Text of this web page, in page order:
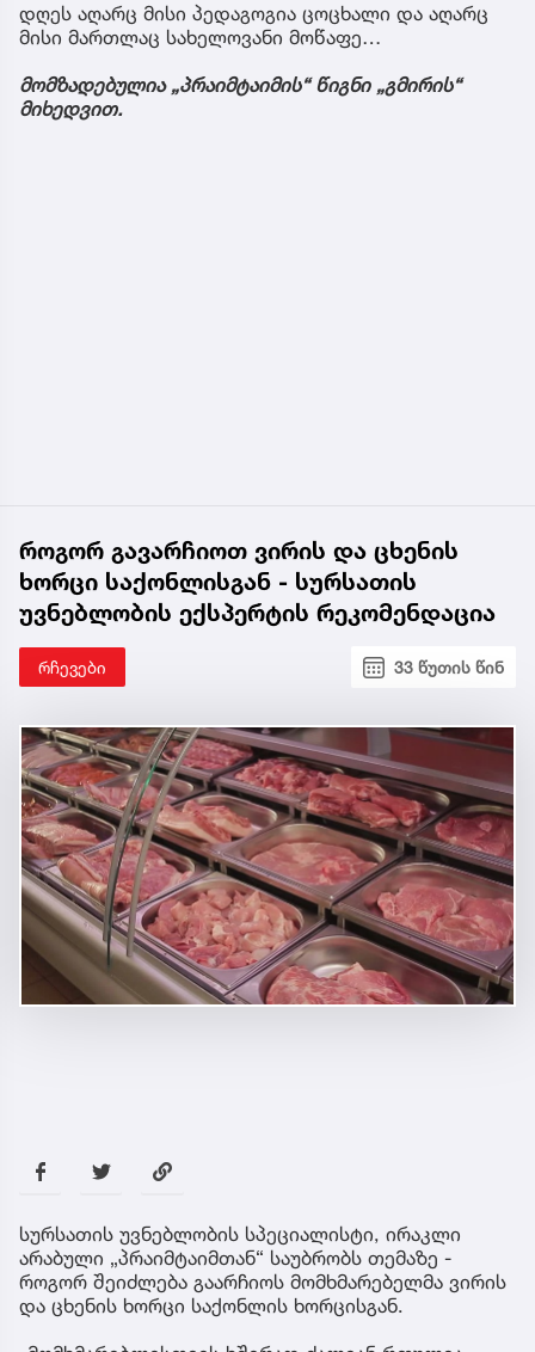
დღეს აღარც მისი პედაგოგია ცოცხალი და აღარც
მისი მართლაც სახელოვანი მოწაფე…
მომზადებულია „პრაიმტაიმის“ წიგნი „გმირის“
მიხედვით.
როგორ გავარჩიოთ ვირის და ცხენის
ხორცი საქონლისგან - სურსათის
უვნებლობის ექსპერტის რეკომენდაცია
რჩევები 33 წუთის წინ
სურსათის უვნებლობის სპეციალისტი, ირაკლი
არაბული „პრაიმტაიმთან“ საუბრობს თემაზე -
როგორ შეიძლება გაარჩიოს მომხმარებელმა ვირის
და ცხენის ხორცი საქონლის ხორცისგან.